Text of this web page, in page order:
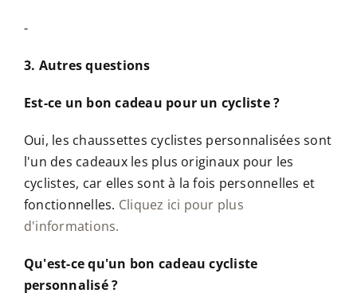
-
3. Autres questions
Est-ce un bon cadeau pour un cycliste ?
Oui, les chaussettes cyclistes personnalisées sont
l'un des cadeaux les plus originaux pour les
cyclistes, car elles sont à la fois personnelles et
fonctionnelles. Cliquez ici pour plus
d'informations.
Qu'est-ce qu'un bon cadeau cycliste
personnalisé ?